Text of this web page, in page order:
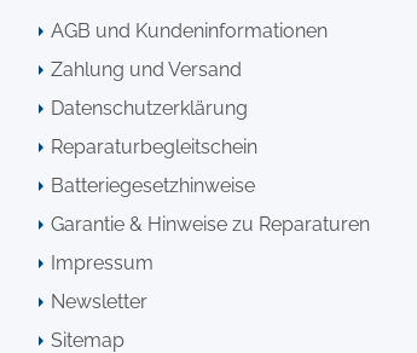
AGB und Kundeninformationen
Zahlung und Versand
Datenschutzerklärung
Reparaturbegleitschein
Batteriegesetzhinweise
Garantie & Hinweise zu Reparaturen
Impressum
Newsletter
Sitemap